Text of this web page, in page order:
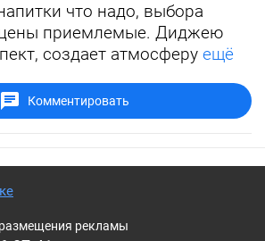
что надо, выбора
приемлемые. Диджею
создает атмосферу ещё
Комментировать
рекламы